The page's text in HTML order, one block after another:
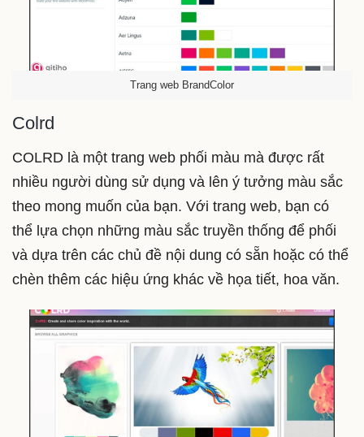
Trang web BrandColor
Colrd
COLRD là một trang web phối màu mà được rất
nhiều người dùng sử dụng và lên ý tưởng màu sắc
theo mong muốn của bạn. Với trang web, bạn có
thể lựa chọn những màu sắc truyền thống để phối
và dựa trên các chủ đề nội dung có sẵn hoặc có thể
chèn thêm các hiệu ứng khác về họa tiết, hoa văn.